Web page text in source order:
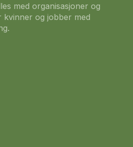
med organisasjoner og
kvinner og jobber med